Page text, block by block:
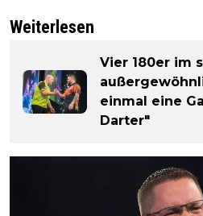
Weiterlesen
Vier 180er im
einmal eine
Darter"